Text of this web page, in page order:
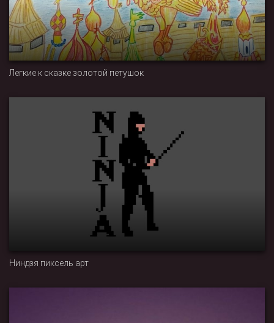
Легкие к сказке золотой петушок
Ниндзя пиксель арт